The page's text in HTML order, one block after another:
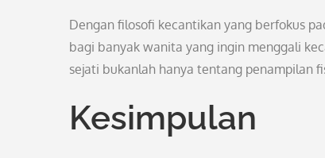
Dengan filosofi kecantikan yang berfokus
bagi banyak wanita yang ingin menggali
sejati bukanlah hanya tentang penampilan
Kesimpulan